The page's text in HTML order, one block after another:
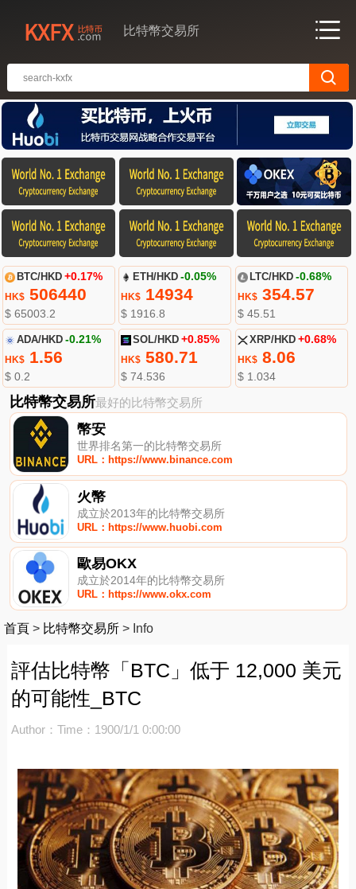
比特幣交易所
BTC/HKD +0.17%
HK$506440
$ 65003.2
ETH/HKD -0.05%
HK$ 14934
$ 1916.8
LTC/HKD -0.68%
HK$354.57
$ 45.51
ADA/HKD -0.21%
HK$1.56
$ 0.2
SOL/HKD +0.85%
HK$ 580.71
$ 74.536
XRP/HKD +0.68%
HK$8.06
$ 1.034
比特幣交易所最好的比特幣交易所
幣安
世界排名第一的比特幣交易所
URL：https://www.binance.com
火幣
成立於2013年的比特幣交易所
URL：https://www.huobi.com
歐易OKX
成立於2014年的比特幣交易所
URL：https://www.okx.com
首頁 > 比特幣交易所 > Info
評估比特幣「BTC」低于 12,000 美元
的可能性_BTC
Author： Time：1900/1/1 0:00:00